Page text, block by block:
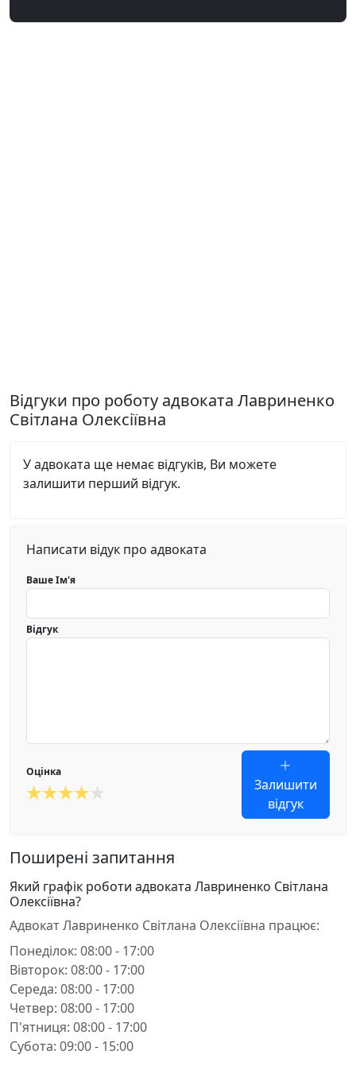
Відгуки про роботу адвоката Лавриненко
Світлана Олексіївна
У адвоката ще немає відгуків, Ви можете
залишити перший відгук.
Написати відук про адвоката
Ваше Ім'я
Відгук
Оцінка
Залишити
відгук
Поширені запитання
Який графік роботи адвоката Лавриненко Світлана
Олексіївна?
Адвокат Лавриненко Світлана Олексіївна працює:
Понеділок: 08:00 - 17:00
Вівторок: 08:00 - 17:00
Середа: 08:00 - 17:00
Четвер: 08:00 - 17:00
П'ятниця: 08:00 - 17:00
Субота: 09:00 - 15:00